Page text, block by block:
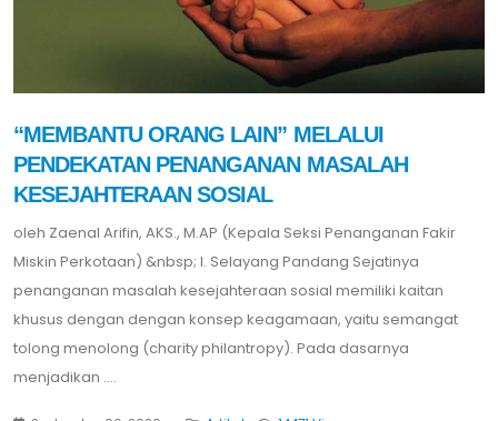
“MEMBANTU ORANG LAIN” MELALUI
PENDEKATAN PENANGANAN MASALAH
KESEJAHTERAAN SOSIAL
oleh Zaenal Arifin, AKS., M.AP (Kepala Seksi Penanganan Fakir
Miskin Perkotaan) &nbsp; I. Selayang Pandang Sejatinya
penanganan masalah kesejahteraan sosial memiliki kaitan
khusus dengan dengan konsep keagamaan, yaitu semangat
tolong menolong (charity philantropy). Pada dasarnya
menjadikan ....